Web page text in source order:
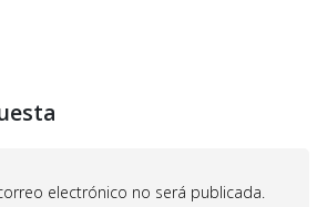
electrónico no será publicada.